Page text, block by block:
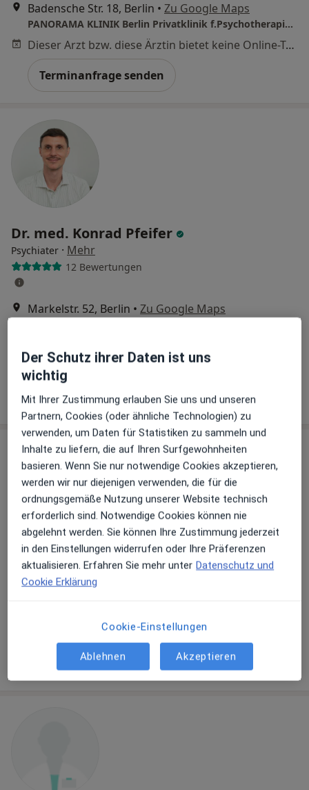
Badensche Str. 18, Berlin • Zu Google Maps
PANORAMA KLINIK Berlin Privatklinik f.Psychotherapie, Psychosomatik, Naturheilkunde
Dieser Arzt bzw. diese Ärztin bietet keine Online-Terminbuchung an diesem Standort an.
Terminanfrage senden
Dr. med. Konrad Pfeifer
Psychiater · Mehr
12 Bewertungen
Markelstr. 52, Berlin • Zu Google Maps
Terminanfrage senden
Prof. Dr. med. Stefan Kropp
Psychiater, Ärztlicher Psychotherapeut·Mehr
Terminanfrage senden
Der Schutz ihrer Daten ist uns
wichtig
Mit Ihrer Zustimmung erlauben Sie uns und unseren
Partnern, Cookies (oder ähnliche Technologien) zu
verwenden, um Daten für Statistiken zu sammeln und
Inhalte zu liefern, die auf Ihren Surfgewohnheiten
basieren. Wenn Sie nur notwendige Cookies akzeptieren,
werden wir nur diejenigen verwenden, die für die
ordnungsgemäße Nutzung unserer Website technisch
erforderlich sind. Notwendige Cookies können nie
abgelehnt werden. Sie können Ihre Zustimmung jederzeit
in den Einstellungen widerrufen oder Ihre Präferenzen
aktualisieren. Erfahren Sie mehr unter Datenschutz und
Cookie Erklärung
Cookie-Einstellungen
Ablehnen Akzeptieren